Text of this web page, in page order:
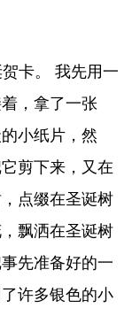
卡。 我先用一
，拿了一张
小纸片，然
剪下来，又在
点缀在圣诞树
飘洒在圣诞树
先准备好的一
许多银色的小